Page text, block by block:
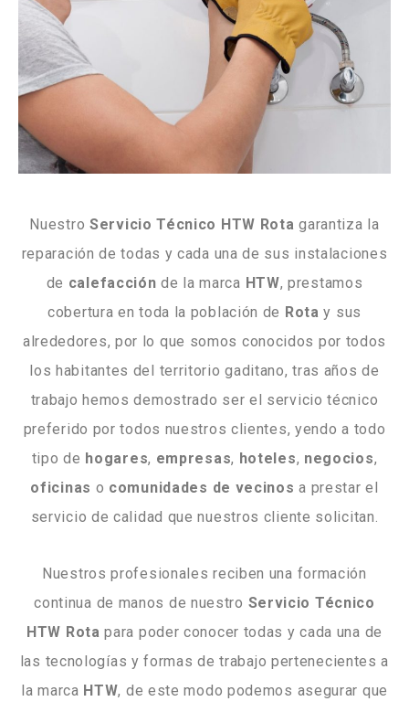
Nuestro Servicio Técnico HTW Rota garantiza la
reparación de todas y cada una de sus instalaciones
de calefacción de la marca HTW, prestamos
cobertura en toda la población de Rota y sus
alrededores, por lo que somos conocidos por todos
los habitantes del territorio gaditano, tras años de
trabajo hemos demostrado ser el servicio técnico
preferido por todos nuestros clientes, yendo a todo
tipo de hogares, empresas, hoteles, negocios,
oficinas o comunidades de vecinos a prestar el
servicio de calidad que nuestros cliente solicitan.
Nuestros profesionales reciben una formación
continua de manos de nuestro Servicio Técnico
HTW Rota para poder conocer todas y cada una de
las tecnologías y formas de trabajo pertenecientes a
la marca HTW, de este modo podemos asegurar que